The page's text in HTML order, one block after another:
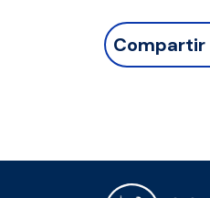
Compartir